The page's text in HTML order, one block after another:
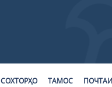
СОХТОРҲО ТАМОС